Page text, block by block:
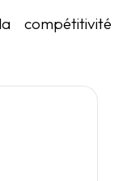
compétitivité